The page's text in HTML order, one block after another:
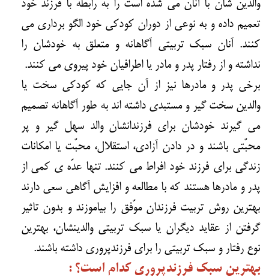
والدین شان با آنان می شده است را به رابطه با فرزند خود
تعمیم داده و به نوعی از دوران کودکی خود الگو برداری می
کنند. آنان سبک تربیتی آگاهانه و متعلق به خودشان را
نداشته و از رفتار پدر و مادر یا اطرافیان خود پیروی می کنند.
برخی پدر و مادرها نیز از آن جایی که کودکی سخت یا
والدین سخت گیر و مستبدی داشته اند به طور آگاهانه تصمیم
می گیرند خودشان برای فرزندانشان والد سهل گیر و پر
محبّتی باشند و در دادن آزادی، استقلال، محبّت یا امکانات
زندگی برای فرزند خود افراط می کنند. تنها عدّه ی کمی از
پدر و مادرها هستند که با مطالعه و افزایش آگاهی سعی دارند
بهترین روش تربیت فرزندان موّفق را بیاموزند و بدون تاثیر
گرفتن از عقاید دیگران یا سبک تربیتی والدینشان، بهترین
نوع رفتار و سبک تربیتی را برای فرزندپروری داشته باشند.
بهترین سبک فرزندپروری کدام است؟ :